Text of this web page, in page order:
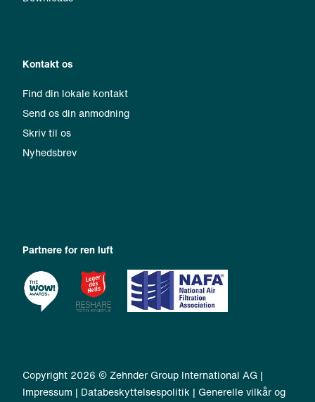
Kontakt os
Find din lokale kontakt
Send os din anmodning
Skriv til os
Nyhedsbrev
Partnere for ren luft
Copyright 2026 © Zehnder Group International AG |
Impressum | Databeskyttelsespolitik | Generelle vilkår og